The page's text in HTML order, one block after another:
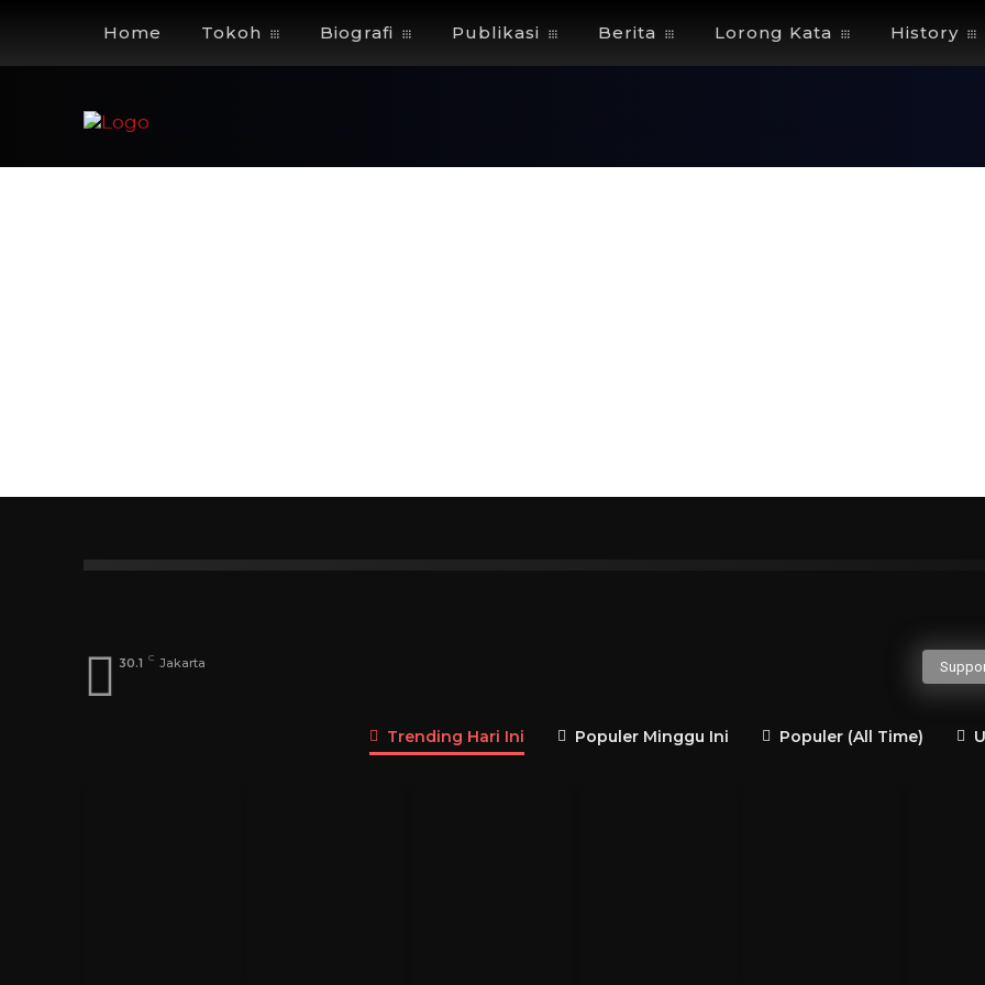
Home Tokoh Biografi Publikasi Berita Lorong Kata History
30.1 C Jakarta
Trending Hari Ini Populer Minggu Ini Populer (All Time)